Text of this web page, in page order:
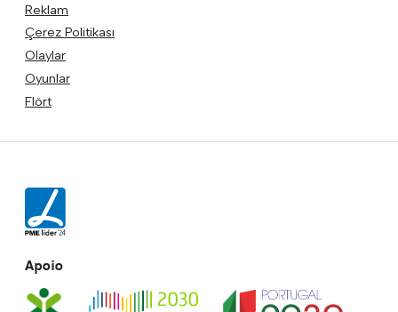
Reklam
Çerez Politikası
Olaylar
Oyunlar
Flört
Apoio